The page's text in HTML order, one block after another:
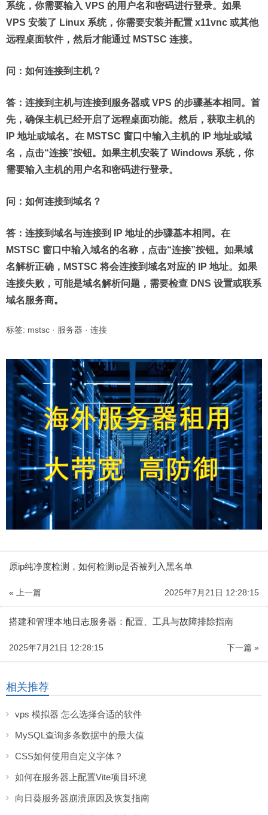
系统，你需要输入 VPS 的用户名和密码进行登录。如果
VPS 安装了 Linux 系统，你需要安装并配置 x11vnc 或其他
远程桌面软件，然后才能通过 MSTSC 连接。
问：如何连接到主机？
答：连接到主机与连接到服务器或 VPS 的步骤基本相同。首
先，确保主机已经开启了远程桌面功能。然后，获取主机的
IP 地址或域名。在 MSTSC 窗口中输入主机的 IP 地址或域
名，点击“连接”按钮。如果主机安装了 Windows 系统，你
需要输入主机的用户名和密码进行登录。
问：如何连接到域名？
答：连接到域名与连接到 IP 地址的步骤基本相同。在
MSTSC 窗口中输入域名的名称，点击“连接”按钮。如果域
名解析正确，MSTSC 将会连接到域名对应的 IP 地址。如果
连接失败，可能是域名解析问题，需要检查 DNS 设置或联系
域名服务商。
标签: mstsc · 服务器 · 连接
原ip纯净度检测，如何检测ip是否被列入黑名单
« 上一篇 2025年7月21日 12:28:15
搭建和管理本地日志服务器：配置、工具与故障排除指南
下一篇 »
2025年7月21日 12:28:15
相关推荐
vps 模拟器 怎么选择合适的软件
MySQL查询多条数据中的最大值
CSS如何使用自定义字体？
如何在服务器上配置Vite项目环境
向日葵服务器崩溃原因及恢复指南